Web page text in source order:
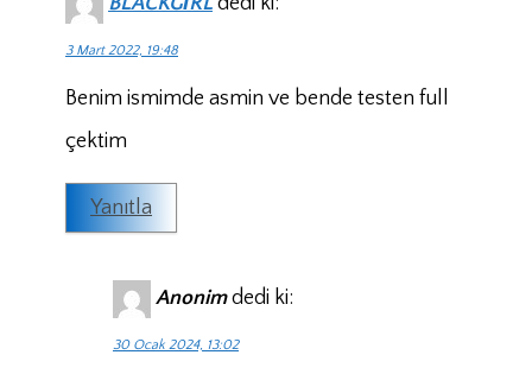
3 Mart 2022, 19:48
Benim ismimde asmin ve bende testen full
çektim
Yanıtla
Anonim dedi ki:
30 Ocak 2024, 13:02